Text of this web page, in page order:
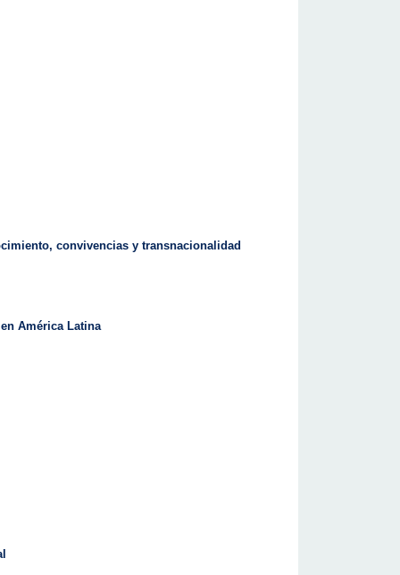
convivencias y transnacionalidad
América Latina